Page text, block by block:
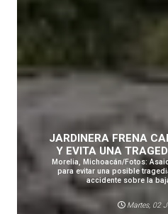
JARDINERA FRENA
Y EVITA UNA
Morelia, Michoacán/Fotos:
para evitar una posible
accidente sobre la
Martes, 02